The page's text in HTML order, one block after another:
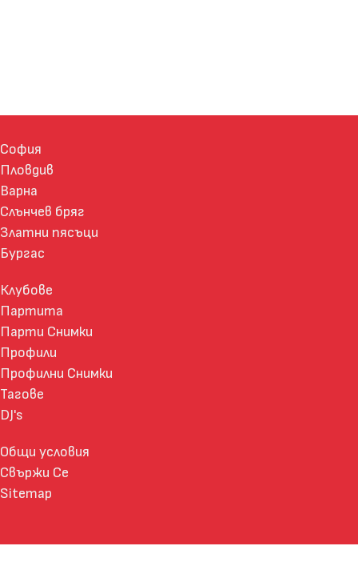
София
Пловдив
Варна
Слънчев бряг
Златни пясъци
Бургас
Клубове
Партита
Парти Снимки
Профили
Профилни Снимки
Тагове
DJ's
Общи условия
Свържи Се
Sitemap